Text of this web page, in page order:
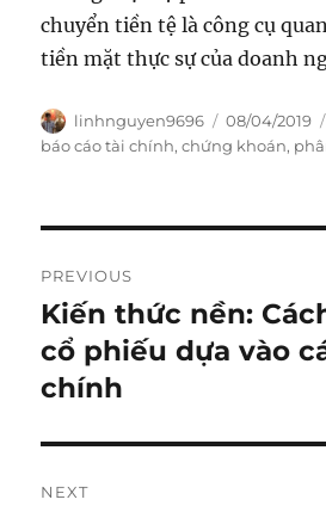
chuyển tiền tệ là công cụ
tiền mặt thực sự của doanh
Author
linhnguyen9696
Posted
on
08/04/2019
báo cáo tài chính,chứng khoán,
navigation
PREVIOUS
Previous
post:
Kiến thức nền:
cổ phiếu dựa vào
chính
NEXT